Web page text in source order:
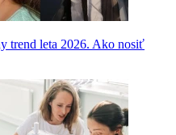
trend leta 2026. Ako nosiť